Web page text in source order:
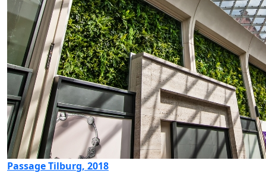
Passage Tilburg, 2018